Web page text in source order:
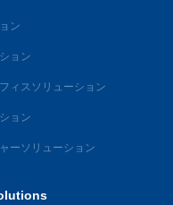
ン
ョン
ィスソリューション
ョン
ーソリューション